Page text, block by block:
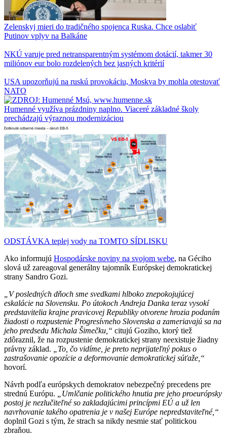
Zelenskyj mieri do tradičného spojenca Ruska. Chce oslabiť
Putinov vplyv na Balkáne
NKÚ varuje pred netransparentným systémom dotácií, takmer 30
miliónov eur bolo rozdelených bez jasných kritérií
USA upozorňujú na ruskú provokáciu, Moskva by mohla otestovať
NATO
Humenné využíva prázdniny naplno. Viaceré základné školy
prechádzajú výraznou modernizáciou
ODSTÁVKA teplej vody na TOMTO SÍDLISKU
Ako informujú Hospodárske noviny na svojom webe, na Géciho
slová už zareagoval generálny tajomník Európskej demokratickej
strany Sandro Gozi.
„V posledných dňoch sme svedkami hlboko znepokojujúcej
eskalácie na Slovensku. Po útokoch Andreja Danka teraz vysokí
predstavitelia krajne pravicovej Republiky otvorene hrozia podaním
žiadosti o rozpustenie Progresívneho Slovenska a zameriavajú sa na
jeho predsedu Michala Šimečku,“ citujú Goziho, ktorý tiež
zdôraznil, že na rozpustenie demokratickej strany neexistuje žiadny
právny základ.
„To, čo vidíme, je preto neprijateľný pokus o
zastrašovanie opozície a deformovanie demokratickej súťaže,“
hovorí.
Návrh podľa európskych demokratov nebezpečný precedens pre
strednú Európu.
„Umlčanie politického hnutia pre jeho proeurópsky
postoj je nezlučiteľné so zakladajúcimi princípmi EÚ a už len
navrhovanie takého opatrenia je v našej Európe nepredstaviteľné,“
doplnil Gozi s tým, že strach sa nikdy nesmie stať politickou
zbraňou.